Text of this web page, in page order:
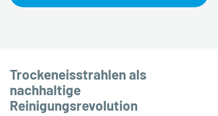
Trockeneisstrahlen als
nachhaltige
Reinigungsrevolution